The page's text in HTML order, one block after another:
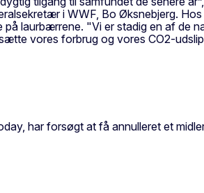
i WWF, Bo Øksnebjerg.
laurbærrene. "Vi er stadig en af de
vores forbrug og vores CO2-
har forsøgt at få annulleret et